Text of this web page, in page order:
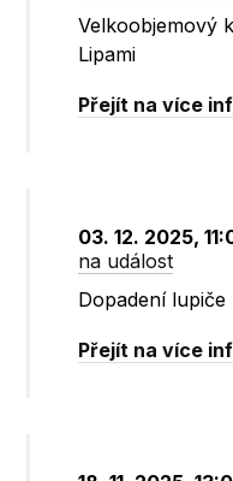
Velkoobjemový
Lipami
Přejít na více
03. 12. 2025,
na událost
Dopadení lupiče
Přejít na více